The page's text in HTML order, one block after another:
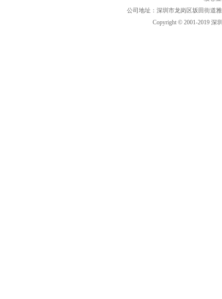
公司地址：深圳市龙岗区坂田街道
Copyright © 2001-2019